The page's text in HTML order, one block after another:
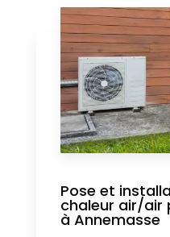
Pose et
chaleur air/air
à Annemasse